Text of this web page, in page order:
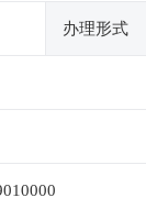
办理形式